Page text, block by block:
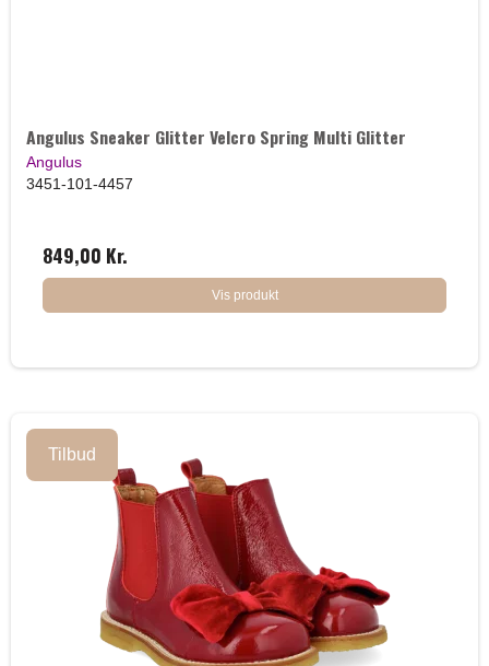
Angulus Sneaker Glitter Velcro Spring Multi Glitter
Angulus
3451-101-4457
849,00 Kr.
Vis produkt
Tilbud